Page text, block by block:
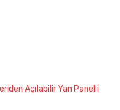
Açılabilir Yan Panelli